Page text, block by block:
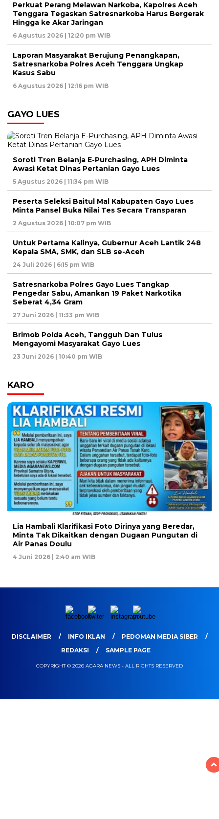
Perkuat Perang Melawan Narkoba, Kapolres Aceh
Tenggara Tegaskan Satresnarkoba Harus Bergerak
Hingga ke Akar Jaringan
6 Agustus 2026 | 12:20 pm WIB
Laporan Masyarakat Berujung Penangkapan,
Satresnarkoba Polres Aceh Tenggara Ungkap
Kasus Sabu
6 Agustus 2026 | 12:16 pm WIB
GAYO LUES
Soroti Tren Belanja E-Purchasing, APH Diminta
Awasi Ketat Dinas Pertanian Gayo Lues
5 Agustus 2026 | 11:34 pm WIB
Peserta Seleksi Baitul Mal Kabupaten Gayo Lues
Minta Pansel Buka Nilai Tes Secara Transparan
2 Agustus 2026 | 10:07 pm WIB
Untuk Pertama Kalinya, Gubernur Aceh Lantik 248
Kepala SMA, SMK, dan SLB se-Aceh
24 Juli 2026 | 6:15 pm WIB
Satresnarkoba Polres Gayo Lues Tangkap
Pengedar Sabu, Amankan 19 Paket Narkotika
Seberat 4,34 Gram
27 Juni 2026 | 11:33 pm WIB
Brimob Polda Aceh, Tangguh Dan Tulus
Mengayomi Masyarakat Gayo Lues
23 Juni 2026 | 10:40 pm WIB
KARO
Lia Hambali Klarifikasi Foto Dirinya yang Beredar,
Minta Tak Dikaitkan dengan Dugaan Pungutan di
Air Panas Doulu
4 Juni 2026 | 2:40 am WIB
DISCLAIMER INFO IKLAN
PEDOMAN MEDIA SIBER
REDAKSI
SAMPLE PAGE
COPYRIGHT © 2026 AGARA NEWS - ALL RIGHTS RESERVED